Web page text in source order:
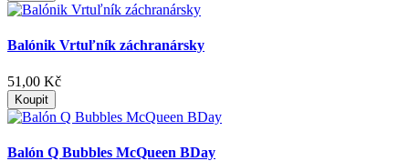
Balónik Vrtuľník záchranársky
51,00 Kč
Koupit
Balón Q Bubbles McQueen BDay